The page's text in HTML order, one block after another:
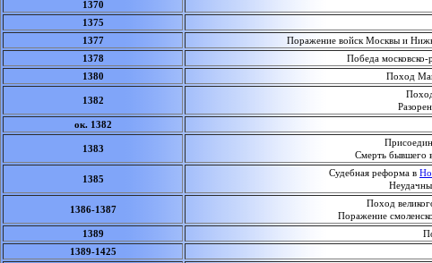
1370
1375
1377
Поражение войск Москвы и
1378
Победа московско-
1380
Поход
1382
Поход
ок. 1382
1383
Смерть бывшего
1385
Судебная реформа в
1386-1387
Поход
Поражение
1389
1389-1425